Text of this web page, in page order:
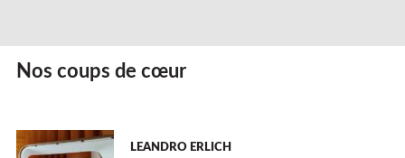
Nos coups de cœur
LEANDRO ERLICH